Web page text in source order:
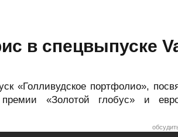
в спецвыпуске
«Голливудское портфолио»,
«Золотой глобус» и